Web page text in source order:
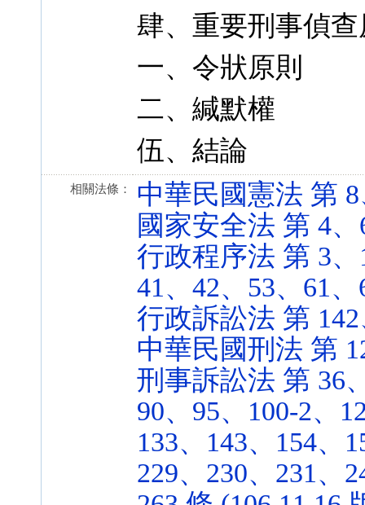
肆、重要刑事偵
一、令狀原則
二、緘默權
伍、結論
相關法條：
中華民國憲法 第 8
國家安全法 第 4
行政程序法 第 3、
41、42、53、61
行政訴訟法 第 142
中華民國刑法 第
刑事訴訟法 第 36
90、95、100-2、
133、143、154、
229、230、231、